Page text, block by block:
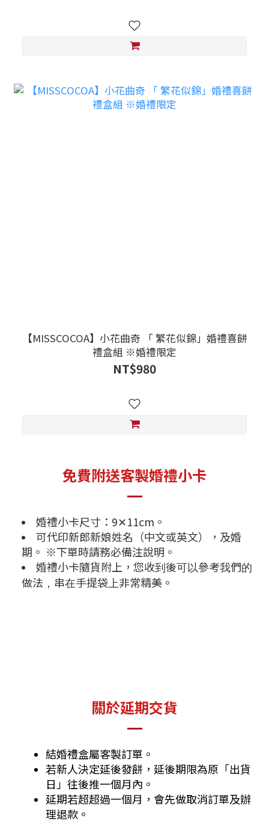
【MISSCOCOA】小花曲奇 「 繁花似錦」婚禮喜餅
禮盒組 ※婚禮限定
NT$980
免費附送客製婚禮小卡
婚禮小卡尺寸：9✕11cm。
可代印新郎新娘姓名（中文或英文），及婚
期。 ※下單時請務必備注說明。
婚禮小卡隨貨附上，您收到後可以參考我們的
做法，串在手提袋上非常精美 。
關於延期交貨
結婚禮盒屬客製訂單。
若新人決定延後發餅，延後期限為原「出貨
日」往後推一個月內。
延期若超超過一個月，會先做取消訂單及辦
理退款。